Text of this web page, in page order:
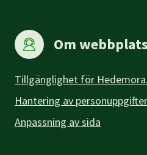
Om
Tillgänglighet för
Hantering av personuppgifter
Anpassning av sida